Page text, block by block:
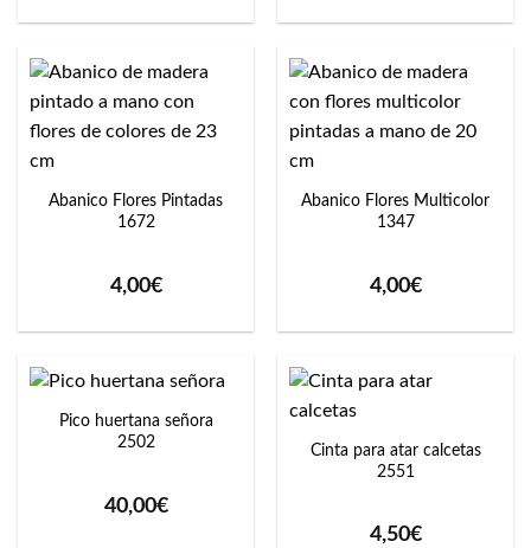
Abanico Flores Pintadas
1672
4,00€
Abanico Flores Multicolor
1347
4,00€
Pico huertana señora
2502
40,00€
Cinta para atar calcetas
2551
4,50€